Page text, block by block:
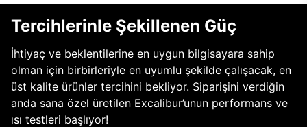
Tercihlerinle Şekillenen Güç
İhtiyaç ve beklentilerine en uygun bilgisayara sahip
olman için birbirleriyle en uyumlu şekilde çalışacak, en
üst kalite ürünler tercihini bekliyor. Siparişini verdiğin
anda sana özel üretilen Excalibur’unun performans ve
ısı testleri başlıyor!